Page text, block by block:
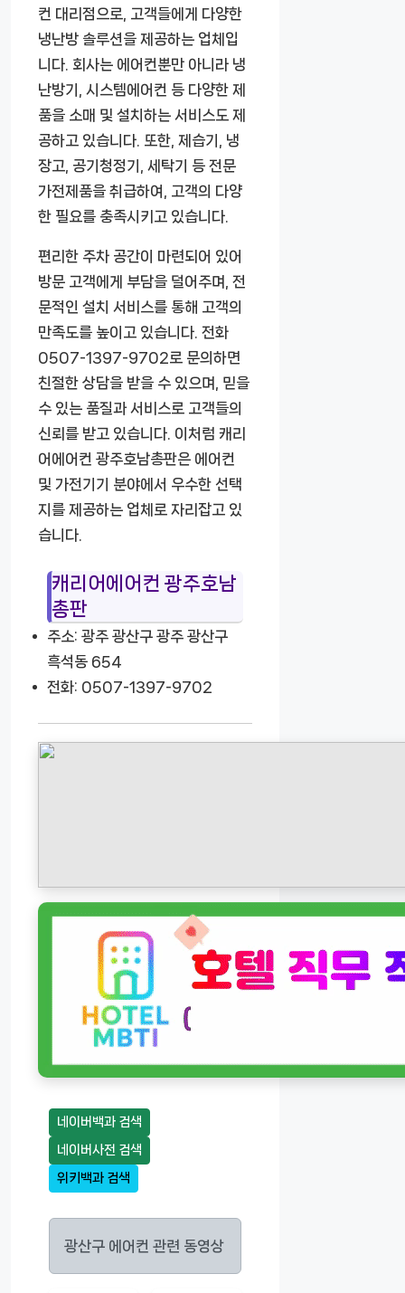
컨 대리점으로, 고객들에게 다양한
냉난방 솔루션을 제공하는 업체입
니다. 회사는 에어컨뿐만 아니라 냉
난방기, 시스템에어컨 등 다양한 제
품을 소매 및 설치하는 서비스도 제
공하고 있습니다. 또한, 제습기, 냉
장고, 공기청정기, 세탁기 등 전문
가전제품을 취급하여, 고객의 다양
한 필요를 충족시키고 있습니다.
편리한 주차 공간이 마련되어 있어
방문 고객에게 부담을 덜어주며, 전
문적인 설치 서비스를 통해 고객의
만족도를 높이고 있습니다. 전화
0507-1397-9702로 문의하면
친절한 상담을 받을 수 있으며, 믿을
수 있는 품질과 서비스로 고객들의
신뢰를 받고 있습니다. 이처럼 캐리
어에어컨 광주호남총판은 에어컨
및 가전기기 분야에서 우수한 선택
지를 제공하는 업체로 자리잡고 있
습니다.
캐리어에어컨 광주호남
총판
주소: 광주 광산구 광주 광산구
흑석동 654
전화: 0507-1397-9702
네이버백과 검색
네이버사전 검색
위키백과 검색
광산구 에어컨 관련 동영상